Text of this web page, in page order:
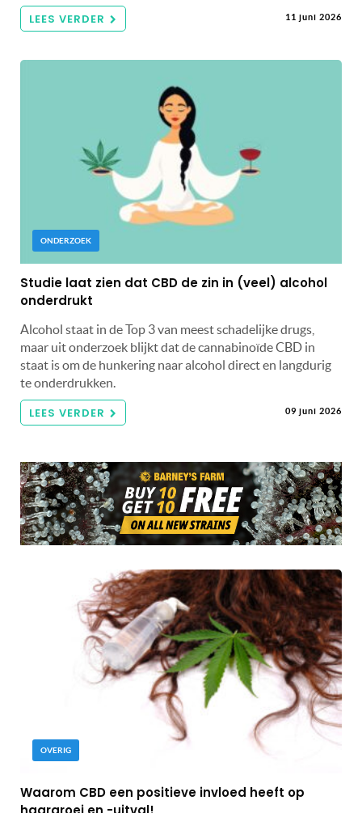
LEES VERDER 11 juni 2026
ONDERZOEK
Studie laat zien dat CBD de zin in (veel) alcohol
onderdrukt
Alcohol staat in de Top 3 van meest schadelijke drugs,
maar uit onderzoek blijkt dat de cannabinoïde CBD in
staat is om de hunkering naar alcohol direct en langdurig
te onderdrukken.
LEES VERDER 09 juni 2026
OVERIG
Waarom CBD een positieve invloed heeft op